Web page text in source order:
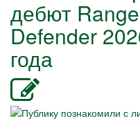
дебют
Defender
года